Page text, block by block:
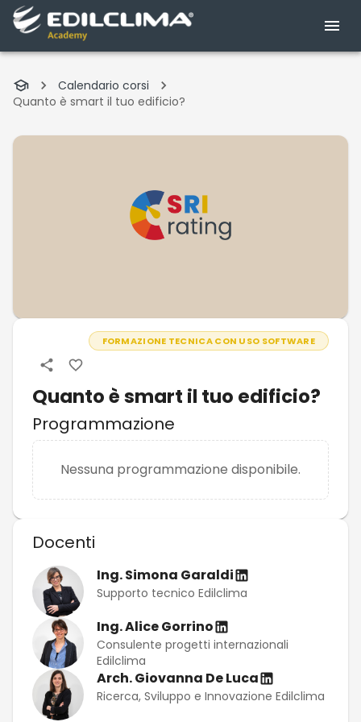
Calendario corsi
Quanto è smart il tuo edificio?
FORMAZIONE TECNICA CON USO SOFTWARE
Quanto è smart il tuo edificio?
Programmazione
Nessuna programmazione disponibile.
Docenti
Ing. Simona Garaldi
Supporto tecnico Edilclima
Ing. Alice Gorrino
Consulente progetti internazionali
Edilclima
Arch. Giovanna De Luca
Ricerca, Sviluppo e Innovazione Edilclima